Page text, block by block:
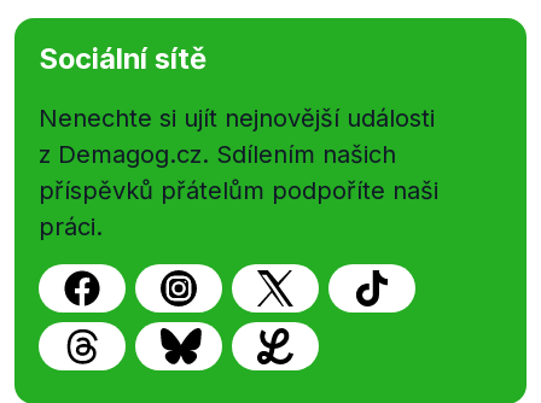
Sociální sítě
Nenechte si ujít nejnovější události
z Demagog.cz. Sdílením našich
příspěvků přátelům podpoříte naši
práci.